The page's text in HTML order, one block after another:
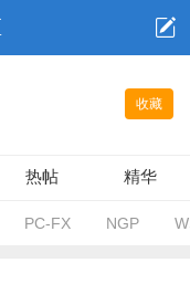
收藏
热帖 精华
PC-FX NGP